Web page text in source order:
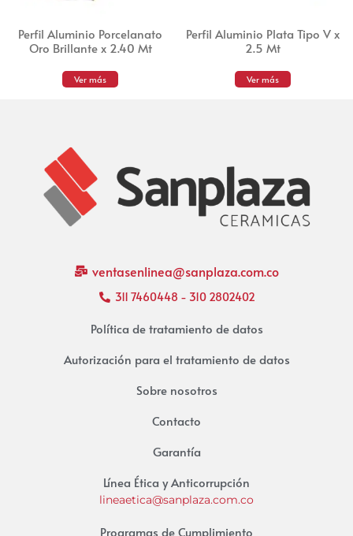
Perfil Aluminio Porcelanato
Oro Brillante x 2.40 Mt
Ver más
Perfil Aluminio Plata Tipo V x
2.5 Mt
Ver más
ventasenlinea@sanplaza.com.co
311 7460448 - 310 2802402
Política de tratamiento de datos
Autorización para el tratamiento de datos
Sobre nosotros
Contacto
Garantía
Línea Ética y Anticorrupción
lineaetica@sanplaza.com.co
Programas de Cumplimiento